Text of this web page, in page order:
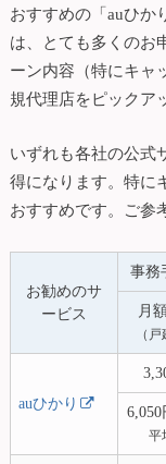
おすすめの「auひか
は、とても多くのお
ーン内容（特にキャ
規代理店をピックア
いずれも各社の公式
得になります。特に
おすすめです。ご参
お勧めのサ
ービス
事務
月
（戸
auひかり
6,050
平